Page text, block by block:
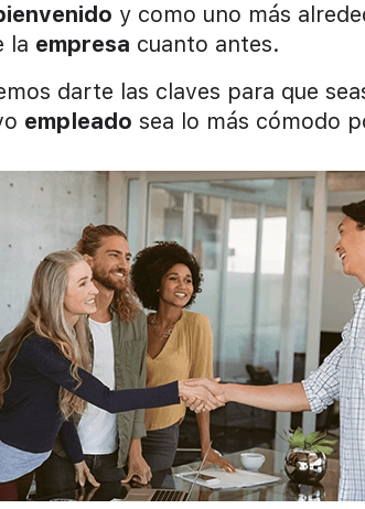
y como uno más
la empresa cuanto antes.
darte las claves para que
empleado sea lo más cómodo